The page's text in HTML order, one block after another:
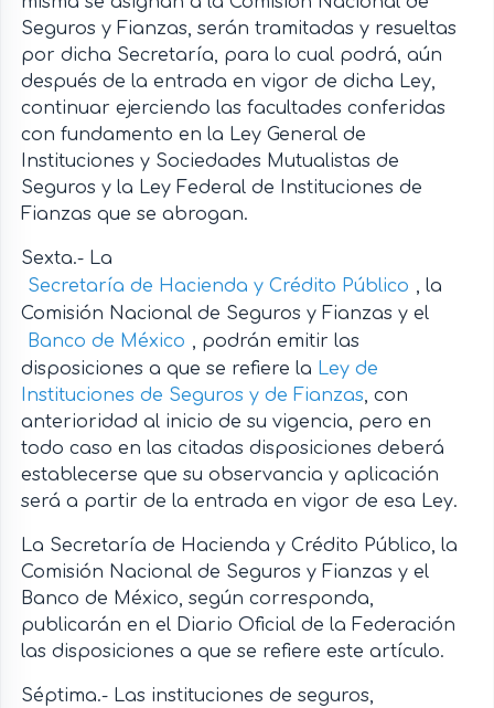
Seguros y Fianzas, serán tramitadas y resueltas
por dicha Secretaría, para lo cual podrá, aún
después de la entrada en vigor de dicha Ley,
continuar ejerciendo las facultades conferidas
con fundamento en la Ley General de
Instituciones y Sociedades Mutualistas de
Seguros y la Ley Federal de Instituciones de
Fianzas que se abrogan.
Sexta.- La
Secretaría de Hacienda y Crédito Público , la
Comisión Nacional de Seguros y Fianzas y el
Banco de México , podrán emitir las
disposiciones a que se refiere la Ley de
Instituciones de Seguros y de Fianzas, con
anterioridad al inicio de su vigencia, pero en
todo caso en las citadas disposiciones deberá
establecerse que su observancia y aplicación
será a partir de la entrada en vigor de esa Ley.
La Secretaría de Hacienda y Crédito Público, la
Comisión Nacional de Seguros y Fianzas y el
Banco de México, según corresponda,
publicarán en el Diario Oficial de la Federación
las disposiciones a que se refiere este artículo.
Séptima.- Las instituciones de seguros,